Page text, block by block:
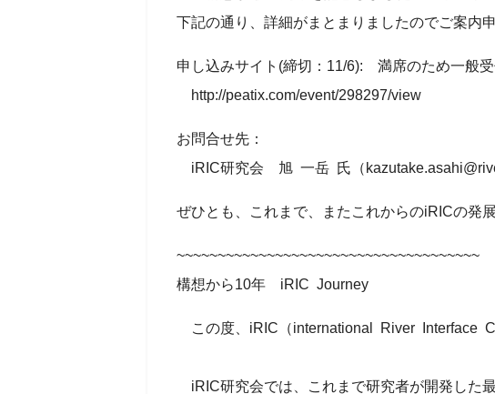
下記の通り、詳細がまとまりましたのでご案内
申し込みサイト(締切：11/6): 満席のため一般受
http://peatix.com/event/298297/view
お問合せ先：
iRIC研究会 旭 一岳 氏（
ぜひとも、これまで、またこれからのiRICの発
~~~~~~~~~~~~~~~~~~~~~~~~~~~~~~~~~~~~~
構想から10年 iRIC Journey
この度、iRIC（international River Interface
iRIC研究会では、これまで研究者が開発した